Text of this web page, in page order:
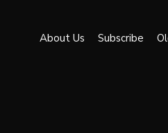
About Us Subscribe